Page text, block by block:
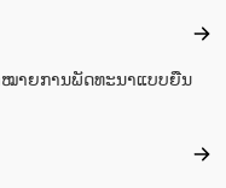
ດຳ
ໝາຍການພັດທະນາແບບຍືນ
ເລື່